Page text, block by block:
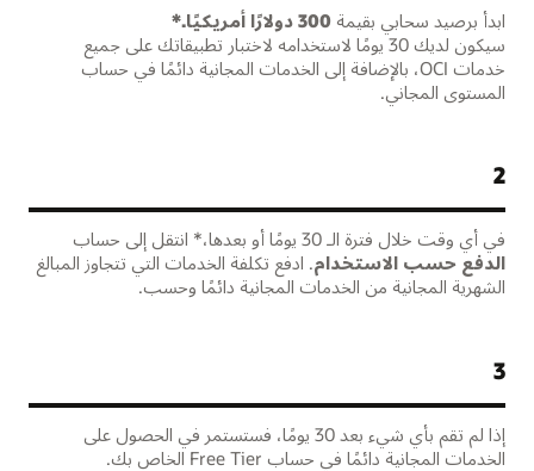
ابدأ برصيد سحابي بقيمة
سيكون لديك 30 يومًا لاستخدامه لاختبار تطبيقاتك على جميع
خدمات OCI، بالإضافة إلى الخدمات المجانية دائمًا في حساب
المستوى المجاني.
2
في أي وقت خلال فترة الـ 30 يومًا أو بعدها،* انتقل إلى حساب
الدفع حسب الاستخدام. ادفع تكلفة الخدمات التي تتجاوز المبالغ
الشهرية المجانية من الخدمات المجانية دائمًا وحسب.
3
إذا لم تقم بأي شيء بعد 30 يومًا، فستستمر في الحصول على
الخدمات المجانية دائمًا في حساب Free Tier الخاص بك.